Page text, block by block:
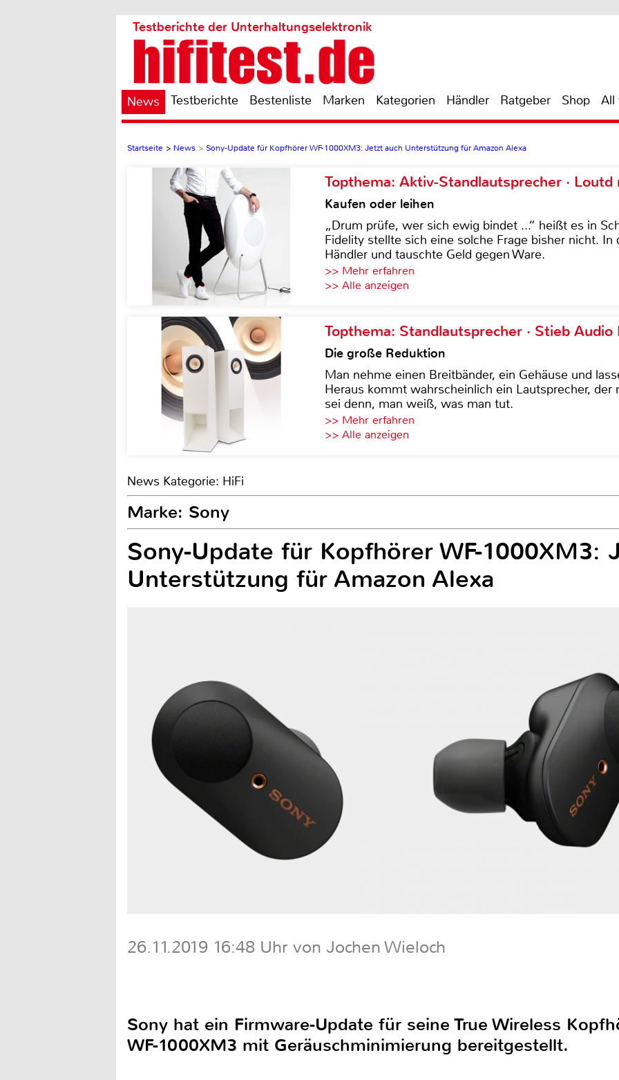
Testberichte der Unterhaltungselektronik
News Testberichte Bestenliste Marken Kategorien Händler Ratgeber Shop All
Startseite > News > Sony-Update für Kopfhörer WF-1000XM3: Jetzt auch Unterstützung für Amazon Alexa
Topthema: Aktiv-Standlautsprecher · Loutd
Kaufen oder leihen
„Drum prüfe, wer sich ewig bindet ...“ heißt es in
Fidelity stellte sich eine solche Frage bisher nicht. In
Händler und tauschte Geld gegen Ware.
>> Mehr erfahren
>> Alle anzeigen
Topthema: Standlautsprecher · Stieb Audio
Die große Reduktion
Man nehme einen Breitbänder, ein Gehäuse und
Heraus kommt wahrscheinlich ein Lautsprecher,
sei denn, man weiß, was man tut.
>> Mehr erfahren
>> Alle anzeigen
News Kategorie: HiFi
Marke: Sony
Sony-Update für Kopfhörer WF-1000XM3:
Unterstützung für Amazon Alexa
26.11.2019 16:48 Uhr von Jochen Wieloch
Sony hat ein Firmware-Update für seine True Wireless
WF-1000XM3 mit Geräuschminimierung bereitgestellt.